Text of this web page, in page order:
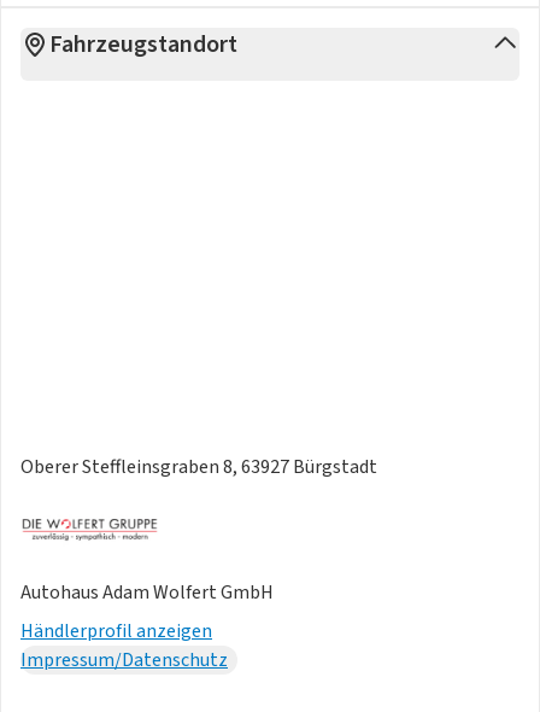
Reifen 225/40 R 18 mit sportlicher Fahrdynamik
- Stoßfänger in Wagenfarbe, im "R-Line"-Styling
- Vordersitze mit Höheneinstellung
- Innenspiegel automatisch abblendend
Garantie 24 Monate ab Tag der Erstzulassung, Angaben zum
Hersteller: Volkswagen AG, Volkswagen, Berliner Ring 2,
Fahrzeugstandort
Oberer Steffleinsgraben 8, 63927 Bürgstadt
Autohaus Adam Wolfert GmbH
Händlerprofil anzeigen
Impressum/Datenschutz